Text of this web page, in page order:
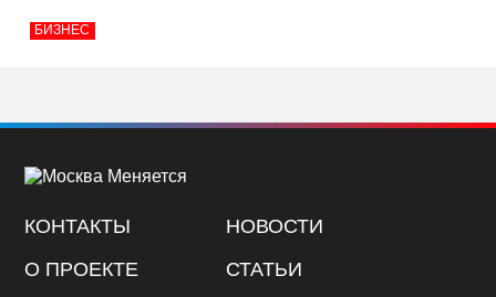
БИЗНЕС
КОНТАКТЫ
О ПРОЕКТЕ
НОВОСТИ
СТАТЬИ